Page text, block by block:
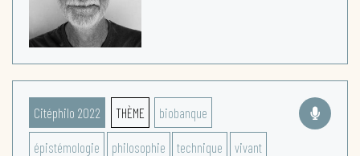
Citéphilo 2022 THÈME biobanque
épistémologie philosophie technique vivant